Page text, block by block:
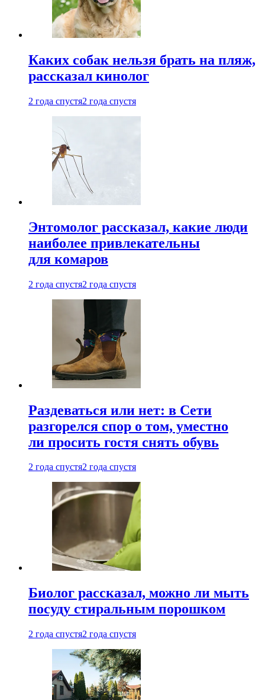
Каких собак нельзя брать на пляж,
рассказал кинолог
2 года спустя2 года спустя
Энтомолог рассказал, какие люди
наиболее привлекательны
для комаров
2 года спустя2 года спустя
Раздеваться или нет: в Сети
разгорелся спор о том, уместно
ли просить гостя снять обувь
2 года спустя2 года спустя
Биолог рассказал, можно ли мыть
посуду стиральным порошком
2 года спустя2 года спустя